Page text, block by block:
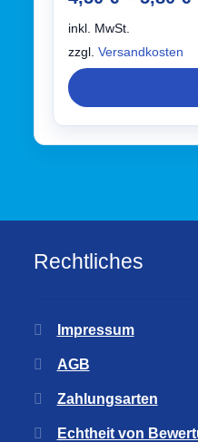
inkl. MwSt.
zzgl. Versandkosten
Rechtliches
Impressum
AGB
Zahlungsarten
Echtheit von